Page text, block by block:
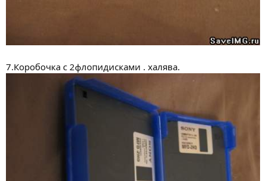
7.Коробочка с 2флопидисками . халява.